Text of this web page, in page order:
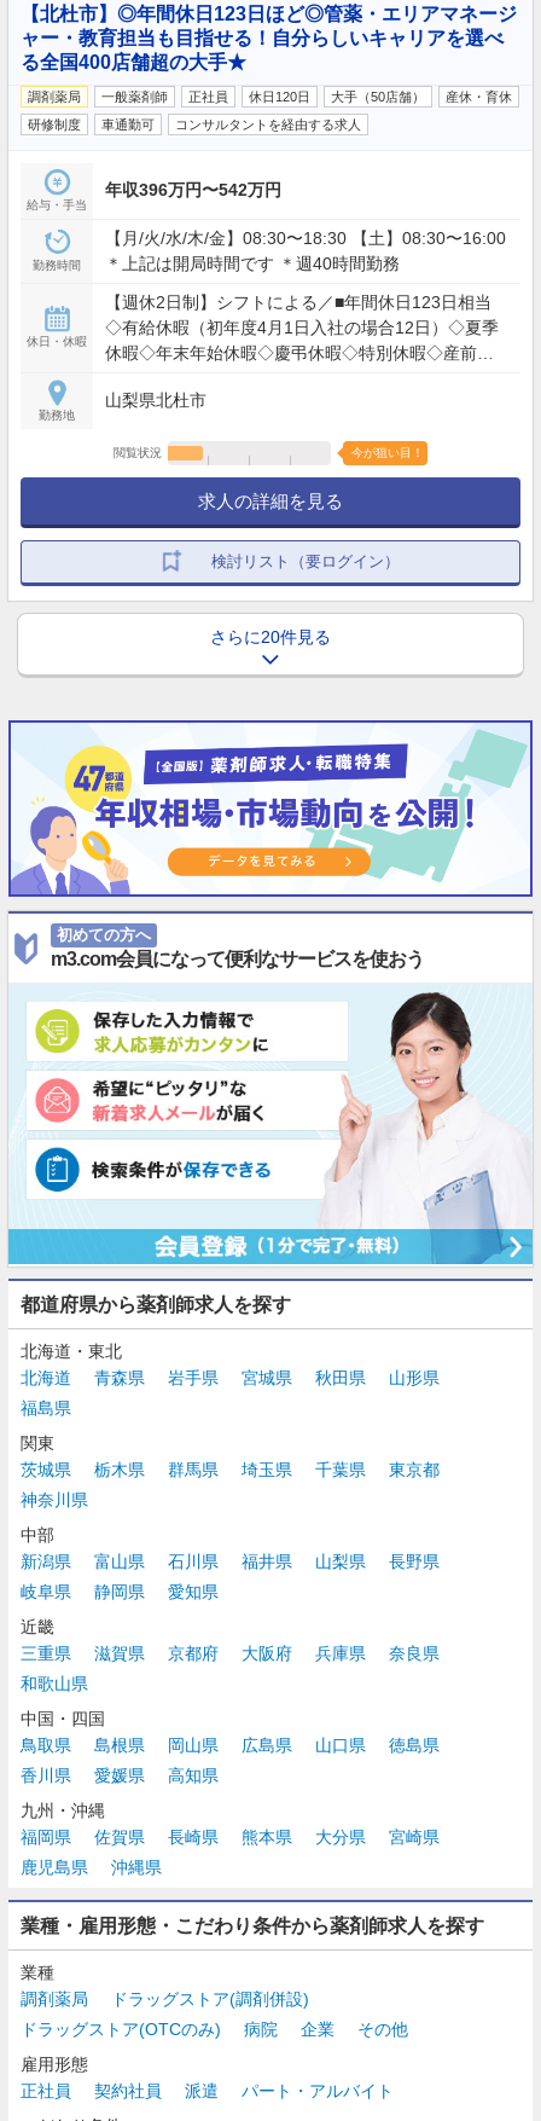
【北杜市】◎年間休日123日ほど◎管薬・エリアマネージ
ャー・教育担当も目指せる！自分らしいキャリアを選べ
る全国400店舗超の大手★
調剤薬局 一般薬剤師 正社員 休日120日 大手（50店舗）
産休・育休
研修制度
車通勤可 コンサルタントを経由する求人
給与・手当
年収396万円〜542万円
勤務時間
【月/火/水/木/金】08:30〜18:30 【土】08:30〜16:00
＊上記は開局時間です ＊週40時間勤務
休日・休暇
【週休2日制】シフトによる／■年間休日123日相当
◇有給休暇（初年度4月1日入社の場合12日）◇夏季
休暇◇年末年始休暇◇慶弔休暇◇特別休暇◇産前産
介護休暇
勤務地
山梨県北杜市
閲覧状況 今が狙い目！
求人の詳細を見る
検討リスト（要ログイン）
さらに20件見る
初めての方へ
m3.com会員になって便利なサービスを使おう
都道府県から薬剤師求人を探す
北海道・東北
北海道
青森県 岩手県 宮城県 秋田県
山形県
福島県
関東
茨城県
栃木県 群馬県 埼玉県 千葉県
東京都
神奈川県
中部
新潟県
富山県 石川県 福井県 山梨県
長野県
岐阜県
静岡県
愛知県
近畿
三重県
滋賀県 京都府 大阪府 兵庫県
奈良県
和歌山県
中国・四国
鳥取県
島根県 岡山県 広島県 山口県
徳島県
香川県
愛媛県
高知県
九州・沖縄
福岡県
佐賀県 長崎県 熊本県 大分県
宮崎県
鹿児島県
沖縄県
業種・雇用形態・こだわり条件から薬剤師求人を探す
業種
調剤薬局
ドラッグストア(調剤併設)
ドラッグストア(OTCのみ)
病院 企業
その他
雇用形態
正社員
契約社員 派遣
パート・アルバイト